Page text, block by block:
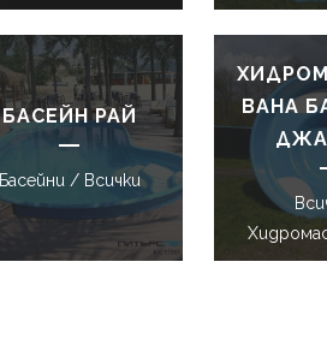
БАСЕЙН РАЙ
Басейни / Всички
ВАНА